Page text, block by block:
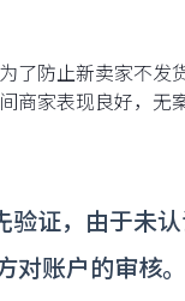
了防止新卖家不
商家表现良好，
证，由于未
账户的审核。